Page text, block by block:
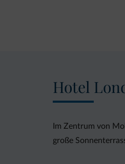
Hotel
Im Zentrum von
große